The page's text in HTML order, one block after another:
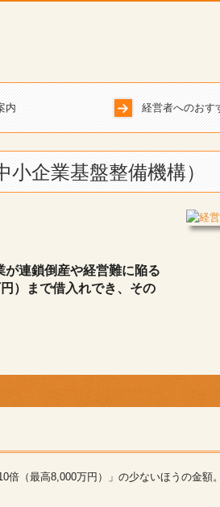
内
みの方
えの方
営サポート
経営者へのおす
企業基盤整備機構）
連鎖倒産や経営難に陥る
）まで借入れでき、その
（最高8,000万円）」の少ないほうの金